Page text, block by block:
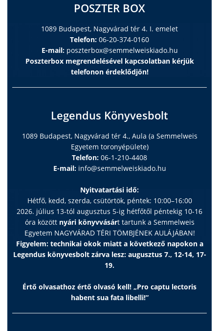
POSZTER BOX
1089 Budapest, Nagyvárad tér 4. I. emelet
Telefon: 06-20-374-0160
E-mail: poszterbox@semmelweiskiado.hu
Poszterbox megrendelésével kapcsolatban kérjük
telefonon érdeklődjön!
Legendus Könyvesbolt
1089 Budapest, Nagyvárad tér 4., Aula (a Semmelweis
Egyetem toronyépülete)
Telefon: 06-1-210-4408
E-mail: info@semmelweiskiado.hu
Nyitvatartási idő:
Hétfő, kedd, szerda, csütörtök, péntek: 10:00–16:00
2026. július 13-tól augusztus 5-ig hétfőtől péntekig 10-16
óra között nyári könyvvásárt tartunk a Semmelweis
Egyetem NAGYVÁRAD TÉRI TÖMBJÉNEK AULÁJÁBAN!
Figyelem: technikai okok miatt a következő napokon a
Legendus könyvesbolt zárva lesz: augusztus 7., 12-14, 17-
19.
Értő olvasathoz értő olvasó kell! „Pro captu lectoris
habent sua fata libelli!”